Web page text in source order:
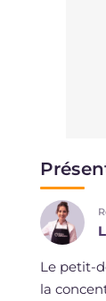
Le petit-
la